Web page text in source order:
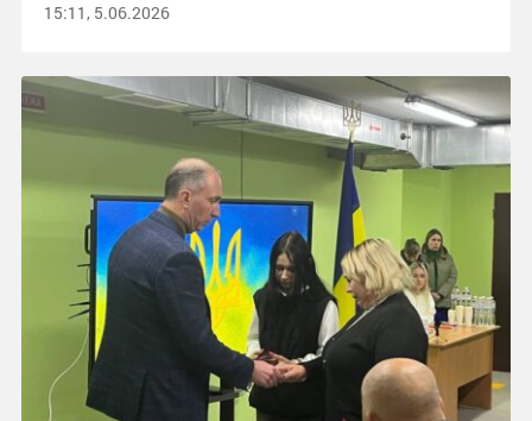
15:11, 5.06.2026